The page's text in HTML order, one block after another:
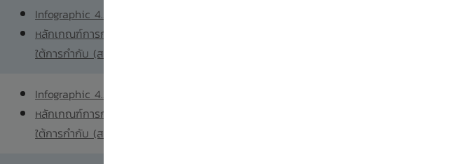
Infographic 4.2
หลักเกณฑ์การกำกับดูแลการประกอบธุรกิจระบบการชำระเงินภาย
ใต้การกำกับ (สนช. 4/2561)
Infographic 4.3
หลักเกณฑ์การกำกับดูแลการประกอบธุรกิจระบบการชำระเงินภาย
ใต้การกำกับ (สนช. 4/2561)